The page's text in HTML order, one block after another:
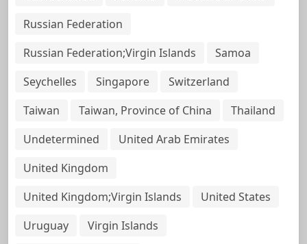
Russian Federation
Russian Federation;Virgin Islands
Samoa
Seychelles
Singapore
Switzerland
Taiwan
Taiwan, Province of China
Thailand
Undetermined
United Arab Emirates
United Kingdom
United Kingdom;Virgin Islands
United States
Uruguay
Virgin Islands